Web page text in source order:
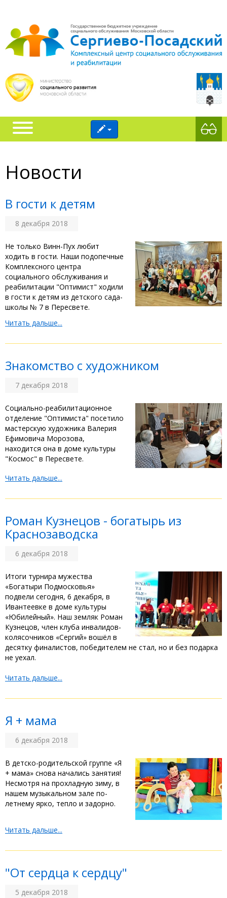
Новости
В гости к детям
8 декабря 2018
Не только Винн-Пух любит
ходить в гости. Наши подопечные
Комплексного центра
социального обслуживания и
реабилитации "Оптимист" ходили
в гости к детям из детского сада-
школы № 7 в Пересвете.
Читать дальше...
Знакомство с художником
7 декабря 2018
Социально-реабилитационное
отделение "Оптимиста" посетило
мастерскую художника Валерия
Ефимовича Морозова,
находится она в доме культуры
"Космос" в Пересвете.
Читать дальше...
Роман Кузнецов - богатырь из
Краснозаводска
6 декабря 2018
Итоги турнира мужества
«Богатыри Подмосковья»
подвели сегодня, 6 декабря, в
Ивантеевке в доме культуры
«Юбилейный». Наш земляк Роман
Кузнецов, член клуба инвалидов-
колясочников «Сергий» вошёл в
десятку финалистов, победителем не стал, но и без подарка
не уехал.
Читать дальше...
Я + мама
6 декабря 2018
В детско-родительской группе «Я
+ мама» снова начались занятия!
Несмотря на прохладную зиму, в
нашем музыкальном зале по-
летнему ярко, тепло и задорно.
Читать дальше...
"От сердца к сердцу"
5 декабря 2018